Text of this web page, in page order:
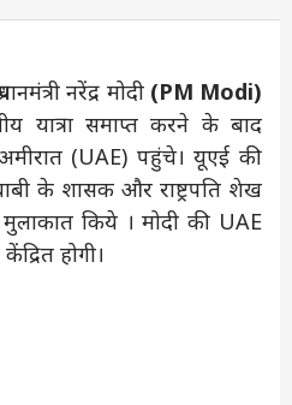
नरेंद्र मोदी (PM Modi)
यात्रा समाप्त करने के बाद
(UAE) पहुंचे। यूएई की
के शासक और राष्ट्रपति शेख
किये । मोदी की UAE
होगी।